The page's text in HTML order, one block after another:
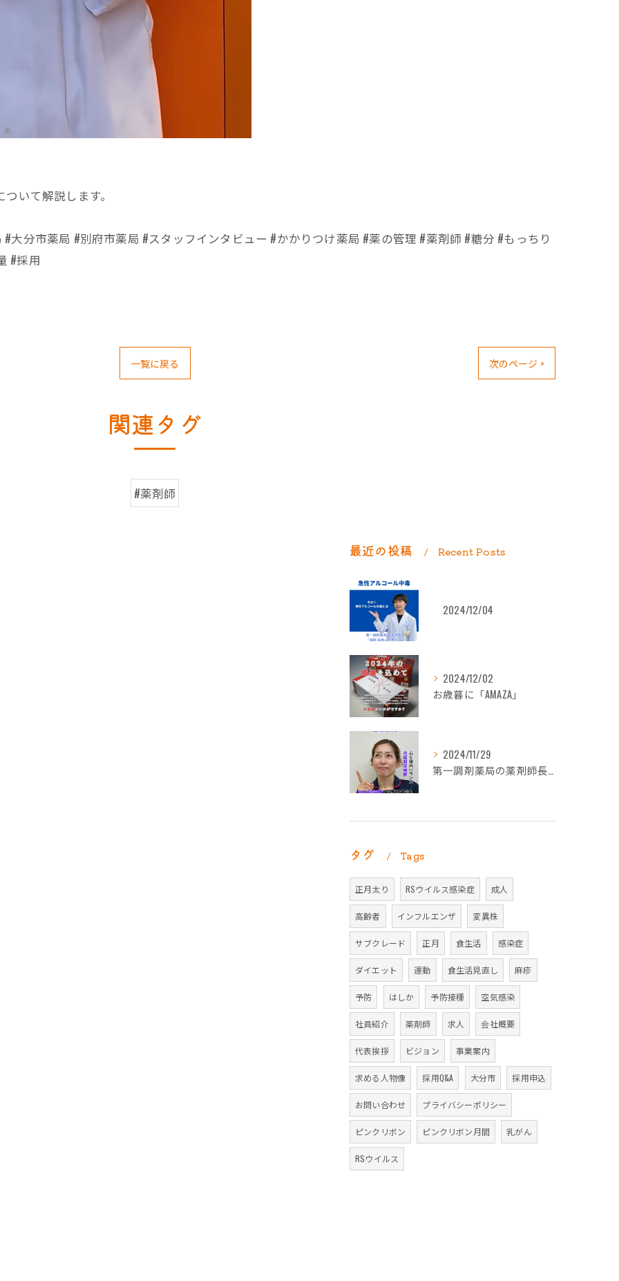
いて解説します。
大分市薬局 #別府市薬局 #スタッフインタビュー #かかりつけ薬局 #薬の管理 #薬剤師 #糖分 #もっちり
#採用
一覧に戻る 次のページ >
関連タグ
#薬剤師
最近の投稿 Recent Posts
2024/12/04
2024/12/02
お歳暮に「AMAZA」
2024/11/29
第一調剤薬局の薬剤師長岡朋子が「生理痛」について解説します。
タグ Tags
正月太り RSウイルス感染症 成人
高齢者 インフルエンザ 変異株
サブクレード 正月 食生活 感染症
ダイエット 運動 食生活見直し 麻疹
予防 はしか 予防接種 空気感染
社員紹介 薬剤師 求人 会社概要
代表挨拶 ビジョン 事業案内
求める人物像 採用Q&A 大分市 採用申込
お問い合わせ プライバシーポリシー
ピンクリボン ピンクリボン月間 乳がん
RSウイルス